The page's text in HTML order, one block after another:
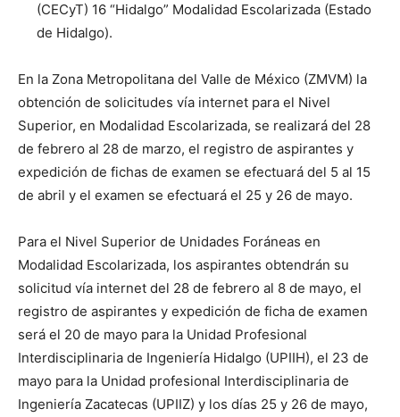
(CECyT) 16 “Hidalgo” Modalidad Escolarizada (Estado
de Hidalgo).
En la Zona Metropolitana del Valle de México (ZMVM) la
obtención de solicitudes vía internet para el Nivel
Superior, en Modalidad Escolarizada, se realizará del 28
de febrero al 28 de marzo, el registro de aspirantes y
expedición de fichas de examen se efectuará del 5 al 15
de abril y el examen se efectuará el 25 y 26 de mayo.
Para el Nivel Superior de Unidades Foráneas en
Modalidad Escolarizada, los aspirantes obtendrán su
solicitud vía internet del 28 de febrero al 8 de mayo, el
registro de aspirantes y expedición de ficha de examen
será el 20 de mayo para la Unidad Profesional
Interdisciplinaria de Ingeniería Hidalgo (UPIIH), el 23 de
mayo para la Unidad profesional Interdisciplinaria de
Ingeniería Zacatecas (UPIIZ) y los días 25 y 26 de mayo,